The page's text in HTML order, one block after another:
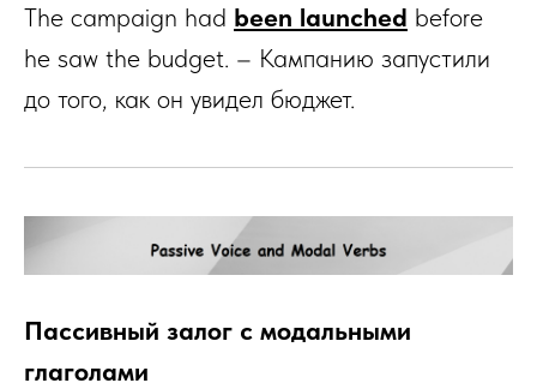
The campaign had been launched before
he saw the budget. – Кампанию запустили
до того, как он увидел бюджет.
Пассивный залог с модальными
глаголами